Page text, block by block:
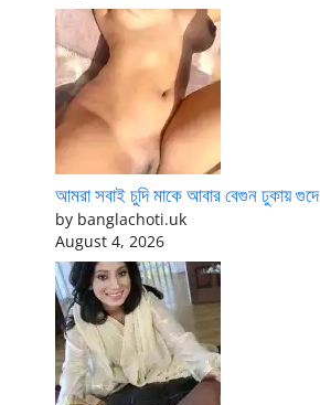
আমরা সবাই চুদি মাকে আবার বেগুন ঢুকায় গুদে
by banglachoti.uk
August 4, 2026